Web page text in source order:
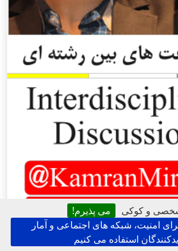
و کوکی
می پذیرم!
امنیت، شبکه های اجتماعی و آمار
استفاده می کنیم